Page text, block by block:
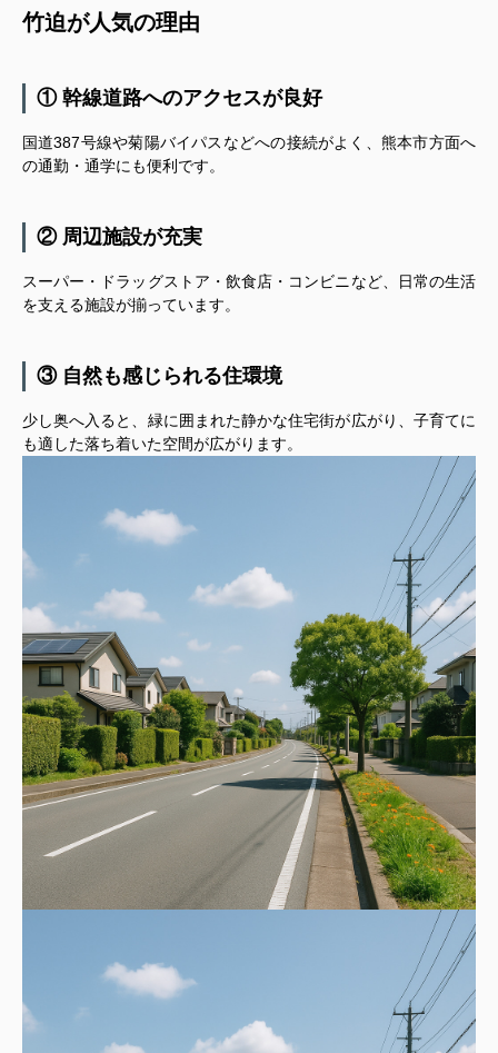
竹迫が人気の理由
① 幹線道路へのアクセスが良好
国道387号線や菊陽バイパスなどへの接続がよく、熊本市方面へ
の通勤・通学にも便利です。
② 周辺施設が充実
スーパー・ドラッグストア・飲食店・コンビニなど、日常の生活
を支える施設が揃っています。
③ 自然も感じられる住環境
少し奥へ入ると、緑に囲まれた静かな住宅街が広がり、子育てに
も適した落ち着いた空間が広がります。